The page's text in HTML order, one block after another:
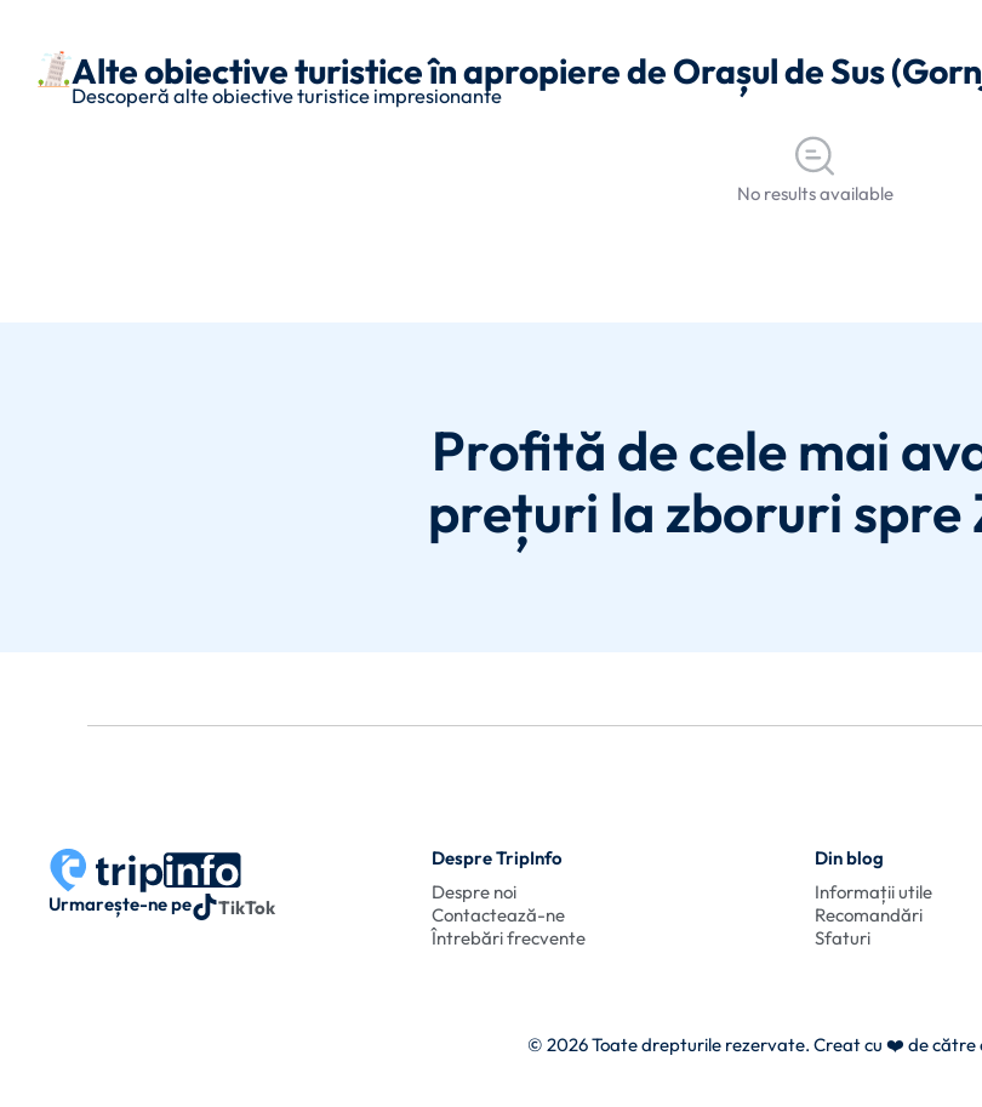
Alte obiective turistice în apropiere de Orașul de Sus
Descoperă alte obiective turistice impresionante
No results available
Profită de cele mai
prețuri la zboruri
Urmarește-ne pe TikTok
Despre TripInfo
Despre noi
Contactează-ne
Întrebări frecvente
Din blog
Informații utile
Recomandări
Sfaturi
© 2026 Toate drepturile rezervate. Creat cu ❤️ de către